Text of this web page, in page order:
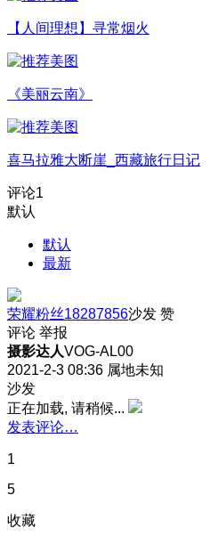
【人间理想】寻常烟火
《美丽云南》
喜马拉雅大断崖_西藏旅行日记
评论1
默认
默认
最新
荣耀粉丝18287856沙发 赞
评论 举报
摄影达人VOG-AL00
2021-2-3 08:36 属地未知
沙发
正在加载, 请稍候...
发表评论…
1
5
收藏